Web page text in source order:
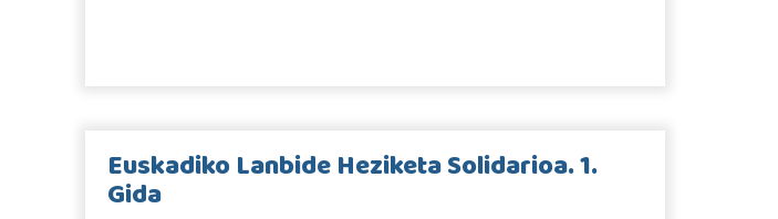
Euskadiko Lanbide Heziketa Solidarioa. 1.
Gida